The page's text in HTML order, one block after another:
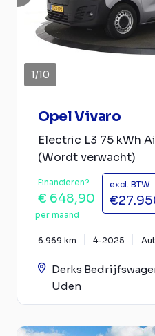
1/10
Opel Vivaro
Electric L3 75 kWh
(Wordt verwacht)
Financieren?
€ 648,90
per maand
excl. BTW
6.969 km 4-2025
Derks
Uden